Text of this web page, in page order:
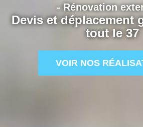
- Rénovation
Devis et déplacement
tout le 37
VOIR NOS